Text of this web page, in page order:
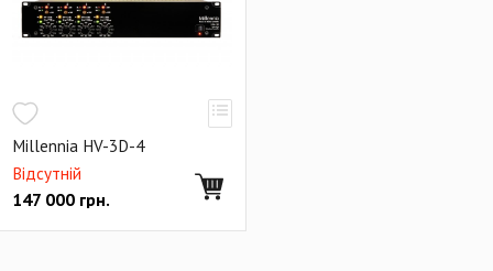
Millennia HV-3D-4
Відсутній
147 000 грн.